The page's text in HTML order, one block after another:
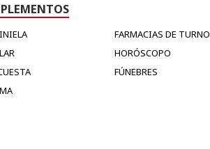
FARMACIAS DE TURNO
HORÓSCOPO
FÚNEBRES